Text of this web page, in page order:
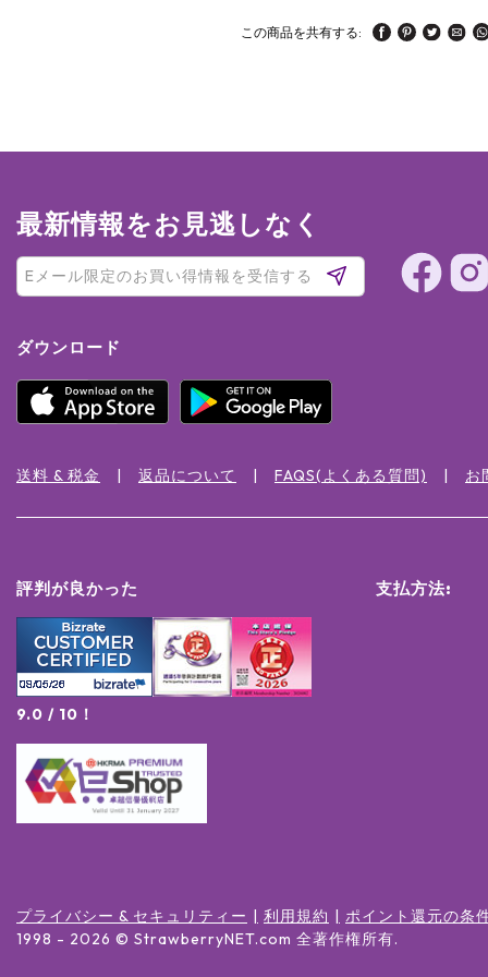
この商品を共有する:
最新情報をお見逃しなく
ダウンロード
送料 & 税金 返品について FAQS(よくある質問) お
評判が良かった
9.0 / 10！
支払方法:
プライバシー & セキュリティー 利用規約
ポイント還元の条
1998 - 2026 © StrawberryNET.com 全著作権所有.